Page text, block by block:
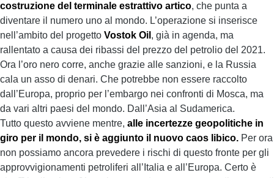
costruzione del terminale estrattivo artico, che punta a
diventare il numero uno al mondo. L’operazione si inserisce
nell’ambito del progetto Vostok Oil , già in agenda, ma
rallentato a causa dei ribassi del prezzo del petrolio del 2021.
Ora l’oro nero corre, anche grazie alle sanzioni, e la Russia
cala un asso di denari. Che potrebbe non essere raccolto
dall’Europa, proprio per l’embargo nei confronti di Mosca, ma
da vari altri paesi del mondo. Dall’Asia al Sudamerica.
Tutto questo avviene mentre, alle incertezze geopolitiche in
giro per il mondo, si è aggiunto il nuovo caos libico. Per ora
non possiamo ancora prevedere i rischi di questo fronte per gli
approvvigionamenti petroliferi all’Italia e all’Europa. Certo è